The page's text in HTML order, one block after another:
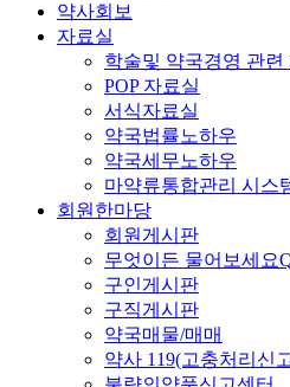
약사회보
자료실
학술및 약국경영 관련
POP 자료실
서식자료실
약국법률노하우
약국세무노하우
마약류통합관리 시스
회원한마당
회원게시판
무엇이든 물어보세요
구인게시판
구직게시판
약국매물/매매
약사 119(고충처리신